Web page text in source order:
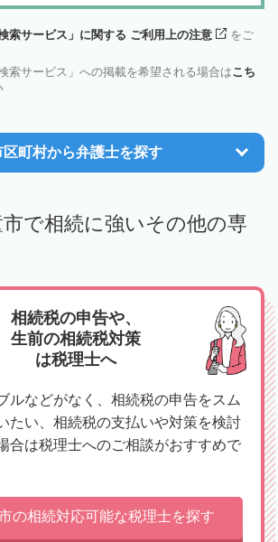
索サービス」に関する ご利用上の注意
をご
索サービス」への掲載を希望される場合はこち
区町村から弁護士を探す
で相続に強いその他の専
相続税の申告や、
生前の相続税対策
は税理士へ
ルなどがなく、相続税の申告をスム
たい、相続税の支払いや対策を検討
合は税理士へのご相談がおすすめで
の相続対応可能な税理士を探す